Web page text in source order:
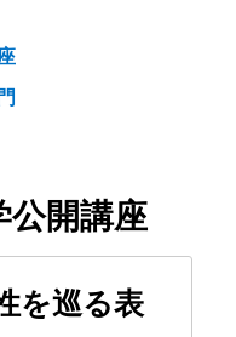
開講座
を巡る表